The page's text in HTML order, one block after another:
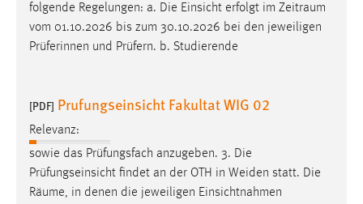
folgende Regelungen: a. Die Einsicht erfolgt im Zeitraum
vom 01.10.2026 bis zum 30.10.2026 bei den jeweiligen
Prüferinnen und Prüfern. b. Studierende
[PDF] Prufungseinsicht Fakultat WIG 02
Relevanz:
sowie das Prüfungsfach anzugeben. 3. Die
Prüfungseinsicht findet an der OTH in Weiden statt. Die
Räume, in denen die jeweiligen Einsichtnahmen